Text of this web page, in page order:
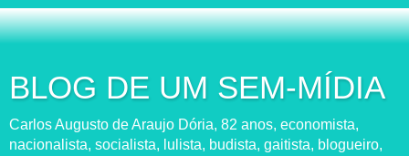
BLOG DE UM SEM-MÍDIA
Carlos Augusto de Araujo Dória, 82 anos, economista,
nacionalista, socialista, lulista, budista, gaitista, blogueiro,